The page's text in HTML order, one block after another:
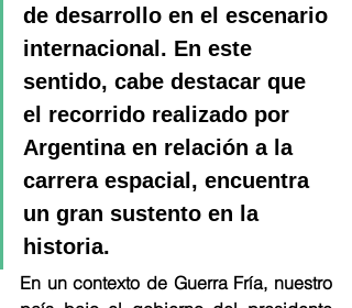
de desarrollo en el escenario
internacional. En este
sentido, cabe destacar que
el recorrido realizado por
Argentina en relación a la
carrera espacial, encuentra
un gran sustento en la
historia.
En un contexto de Guerra Fría, nuestro